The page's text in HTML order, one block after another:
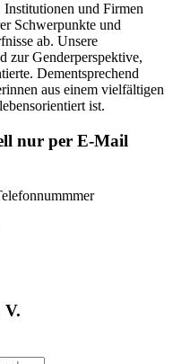
und Firmen
Schwerpunkte und
ab. Unsere
zur Genderperspektive,
Dementsprechend
aus einem vielfältigen
ist.
nur per E-Mail
V.